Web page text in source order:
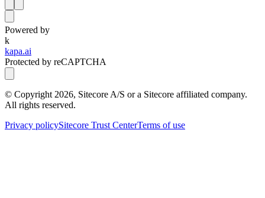
Powered by
k
kapa.ai
Protected by reCAPTCHA
© Copyright 2026, Sitecore A/S or a Sitecore affiliated company.
All rights reserved.
Privacy policySitecore Trust CenterTerms of use